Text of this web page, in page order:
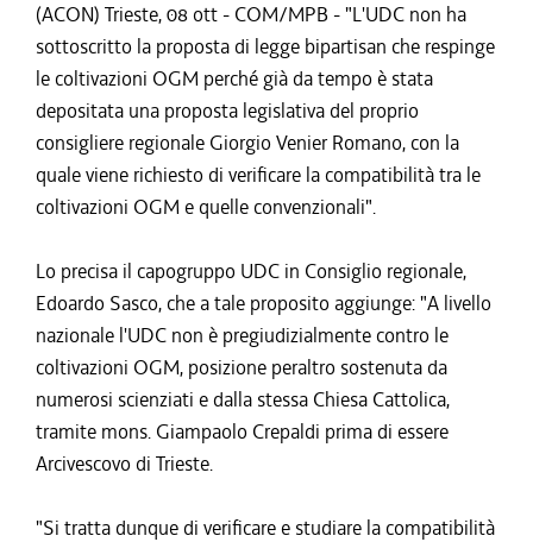
(ACON) Trieste, 08 ott - COM/MPB - "L'UDC non ha
sottoscritto la proposta di legge bipartisan che respinge
le coltivazioni OGM perché già da tempo è stata
depositata una proposta legislativa del proprio
consigliere regionale Giorgio Venier Romano, con la
quale viene richiesto di verificare la compatibilità tra le
coltivazioni OGM e quelle convenzionali".
Lo precisa il capogruppo UDC in Consiglio regionale,
Edoardo Sasco, che a tale proposito aggiunge: "A livello
nazionale l'UDC non è pregiudizialmente contro le
coltivazioni OGM, posizione peraltro sostenuta da
numerosi scienziati e dalla stessa Chiesa Cattolica,
tramite mons. Giampaolo Crepaldi prima di essere
Arcivescovo di Trieste.
"Si tratta dunque di verificare e studiare la compatibilità